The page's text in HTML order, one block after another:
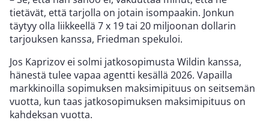
tietävät, että tarjolla on jotain isompaakin. Jonkun
täytyy olla liikkeellä 7 x 19 tai 20 miljoonan dollarin
tarjouksen kanssa, Friedman spekuloi.
Jos Kaprizov ei solmi jatkosopimusta Wildin kanssa,
hänestä tulee vapaa agentti kesällä 2026. Vapailla
markkinoilla sopimuksen maksimipituus on seitsemän
vuotta, kun taas jatkosopimuksen maksimipituus on
kahdeksan vuotta.